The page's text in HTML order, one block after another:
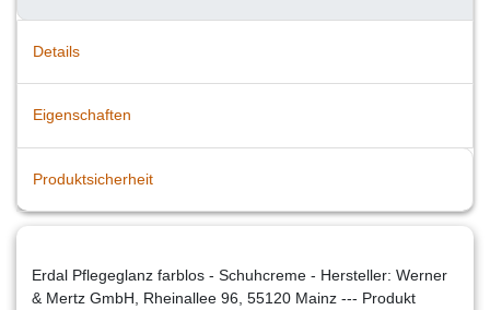
Details
Eigenschaften
Produktsicherheit
Erdal Pflegeglanz farblos - Schuhcreme - Hersteller: Werner
& Mertz GmbH, Rheinallee 96, 55120 Mainz --- Produkt